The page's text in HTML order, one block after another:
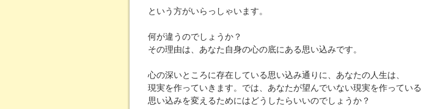
という方がいらっしゃいます。
何が違うのでしょうか？
その理由は、あなた自身の心の底にある思い込みです。
心の深いところに存在している思い込み通りに、あなたの人生は、
現実を作っていきます。では、あなたが望んでいない現実を作っている
思い込みを変えるためにはどうしたらいいのでしょうか？